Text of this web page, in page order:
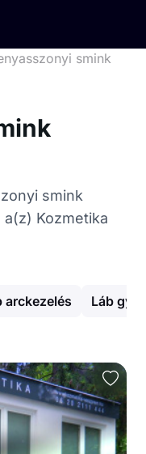
smink
smink
Kozmetika
arckezelés Láb